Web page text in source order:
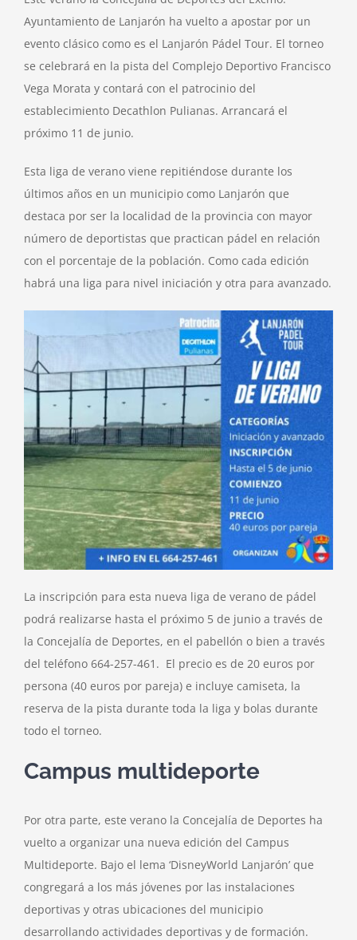
Ayuntamiento de Lanjarón ha vuelto a apostar por un
evento clásico como es el Lanjarón Pádel Tour. El torneo
se celebrará en la pista del Complejo Deportivo Francisco
Vega Morata y contará con el patrocinio del
establecimiento Decathlon Pulianas. Arrancará el
próximo 11 de junio.
Esta liga de verano viene repitiéndose durante los
últimos años en un municipio como Lanjarón que
destaca por ser la localidad de la provincia con mayor
número de deportistas que practican pádel en relación
con el porcentaje de la población. Como cada edición
habrá una liga para nivel iniciación y otra para avanzado.
La inscripción para esta nueva liga de verano de pádel
podrá realizarse hasta el próximo 5 de junio a través de
la Concejalía de Deportes, en el pabellón o bien a través
del teléfono 664-257-461. El precio es de 20 euros por
persona (40 euros por pareja) e incluye camiseta, la
reserva de la pista durante toda la liga y bolas durante
todo el torneo.
Campus multideporte
Por otra parte, este verano la Concejalía de Deportes ha
vuelto a organizar una nueva edición del Campus
Multideporte. Bajo el lema ‘DisneyWorld Lanjarón’ que
congregará a los más jóvenes por las instalaciones
deportivas y otras ubicaciones del municipio
desarrollando actividades deportivas y de formación.